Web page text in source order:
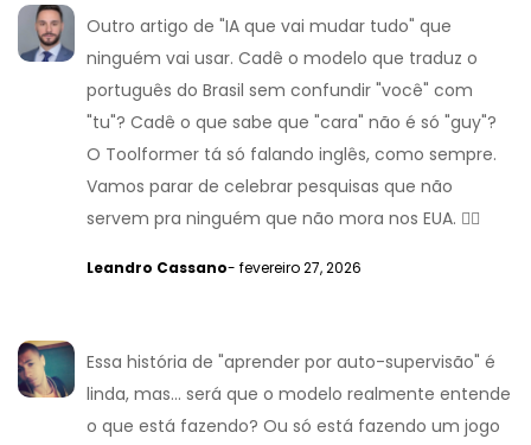
Outro artigo de "IA que vai mudar tudo" que
ninguém vai usar. Cadê o modelo que traduz o
português do Brasil sem confundir "você" com
"tu"? Cadê o que sabe que "cara" não é só "guy"?
O Toolformer tá só falando inglês, como sempre.
Vamos parar de celebrar pesquisas que não
servem pra ninguém que não mora nos EUA. 🤦‍♂️
Leandro Cassano- fevereiro 27, 2026
Essa história de "aprender por auto-supervisão" é
linda, mas... será que o modelo realmente entende
o que está fazendo? Ou só está fazendo um jogo